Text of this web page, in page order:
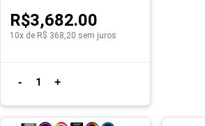
R$3,682.00
10x de R$ 368,20 sem juros
- 1 +